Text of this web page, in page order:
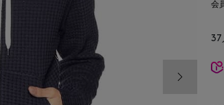
次の画像
会
37